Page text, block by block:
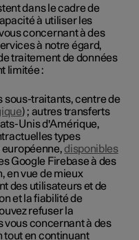
dans le cadre de
à utiliser les
concernant à des
à notre égard,
traitement de données
limitée :
sous-traitants, centre de
) ; autres transferts
Unis d'Amérique,
types
européenne,disponibles
Google Firebase à des
en vue de mieux
des utilisateurs et de
et la fiabilité de
refuser la
vous concernant à des
tout en continuant